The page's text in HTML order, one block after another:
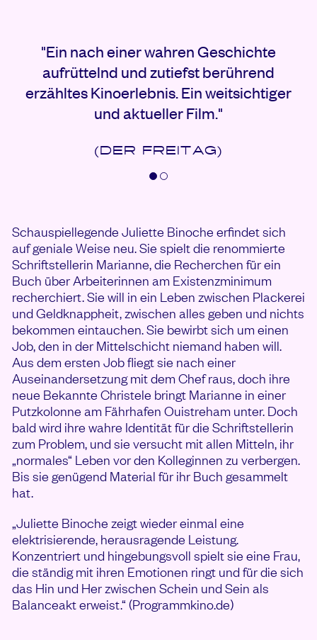
"Ein nach einer wahren Geschichte
aufrüttelnd und zutiefst berührend
erzähltes Kinoerlebnis. Ein weitsichtiger
und aktueller Film."
(DER FREITAG)
Schauspiellegende Juliette Binoche erfindet sich
auf geniale Weise neu. Sie spielt die renommierte
Schriftstellerin Marianne, die Recherchen für ein
Buch über Arbeiterinnen am Existenzminimum
recherchiert. Sie will in ein Leben zwischen Plackerei
und Geldknappheit, zwischen alles geben und nichts
bekommen eintauchen. Sie bewirbt sich um einen
Job, den in der Mittelschicht niemand haben will.
Aus dem ersten Job fliegt sie nach einer
Auseinandersetzung mit dem Chef raus, doch ihre
neue Bekannte Christele bringt Marianne in einer
Putzkolonne am Fährhafen Ouistreham unter. Doch
bald wird ihre wahre Identität für die Schriftstellerin
zum Problem, und sie versucht mit allen Mitteln, ihr
„normales“ Leben vor den Kolleginnen zu verbergen.
Bis sie genügend Material für ihr Buch gesammelt
hat.
„Juliette Binoche zeigt wieder einmal eine
elektrisierende, herausragende Leistung.
Konzentriert und hingebungsvoll spielt sie eine Frau,
die ständig mit ihren Emotionen ringt und für die sich
das Hin und Her zwischen Schein und Sein als
Balanceakt erweist.“ (Programmkino.de)